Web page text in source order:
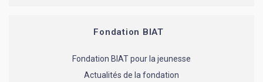
Fondation BIAT
Fondation BIAT pour la jeunesse
Actualités de la fondation